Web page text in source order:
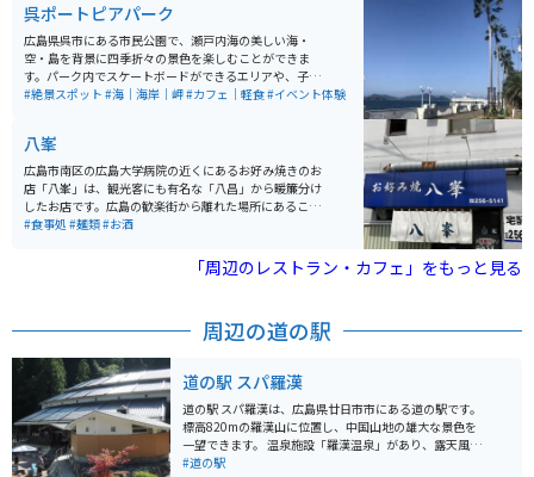
だくことができます。また、地元野菜の販売、体験乳搾
り、バターづくりなども体験できる設備があります。
呉ポートピアパーク
広島県呉市にある市民公園で、瀬戸内海の美しい海・
空・島を背景に四季折々の景色を楽しむことができま
す。パーク内でスケートボードができるエリアや、子ど
も館で絵本やマンガを自由に読める施設があり、家族連
も多数あります。 入園料は無料なので、ツーリングの休
憩などにも気軽に利用できます。釣りスポット、フェリ
ー乗り場もあり、週末はイベントなども行われていま
す。貸し自転車や図書館、船のアスレチックなどもあ
り、老若男女問わず楽しめるスポットです。JR呉線〈呉
#絶景スポット #海｜海岸｜岬#カフェ｜軽食#イベント体験
八峯
広島市南区の広島大学病院の近くにあるお好み焼きのお
店「八峯」は、観光客にも有名な「八昌」から暖簾分け
したお店です。広島の歓楽街から離れた場所にあること
から、ほとんどのお客さんは地元の方々です。大概の方
を頼まれる方もいます。どちらも700円でボリュームも
あり、たっぷり入ったキャベツと麺、そして薄く敷いた
み焼きを焼いている店の雰囲気も、昭和を感じられてい
#食事処 #麺類#お酒
「周辺のレストラン・カフェ」をもっと見る
周辺の道の駅
道の駅 スパ羅漢
道の駅 スパ羅漢は、広島県廿日市市にある道の駅です。
標高820mの羅漢山に位置し、中国山地の雄大な景色を
一望できます。 温泉施設「羅漢温泉」があり、露天風呂
からは四季折々の自然が楽しめます。泉質はアルカリ性
#道の駅